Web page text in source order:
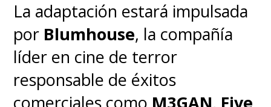
La adaptación estará impulsada
por Blumhouse, la compañía
líder en cine de terror
responsable de éxitos
comerciales como M3GAN, Five